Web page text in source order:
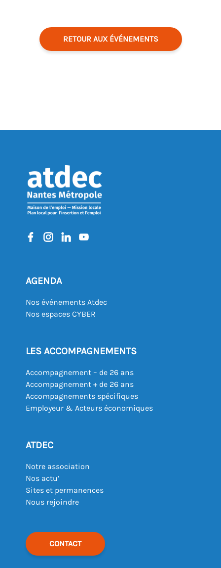
RETOUR AUX ÉVÉNEMENTS
AGENDA
Nos événements Atdec
Nos espaces CYBER
LES ACCOMPAGNEMENTS
Accompagnement – de 26 ans
Accompagnement + de 26 ans
Accompagnements spécifiques
Employeur & Acteurs économiques
ATDEC
Notre association
Nos actu’
Sites et permanences
Nous rejoindre
CONTACT